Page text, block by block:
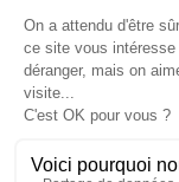
NOTRE RÉSEAU
LOCATION
PROMOTION